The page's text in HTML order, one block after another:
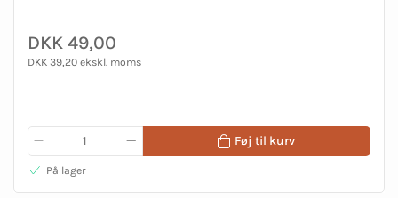
DKK 49,00
DKK 39,20 ekskl. moms
Føj til kurv
På lager